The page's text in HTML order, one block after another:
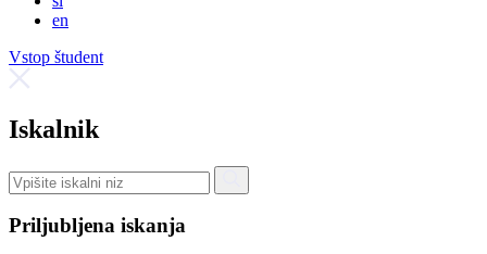
en
Vstop študent
Iskalnik
Priljubljena iskanja